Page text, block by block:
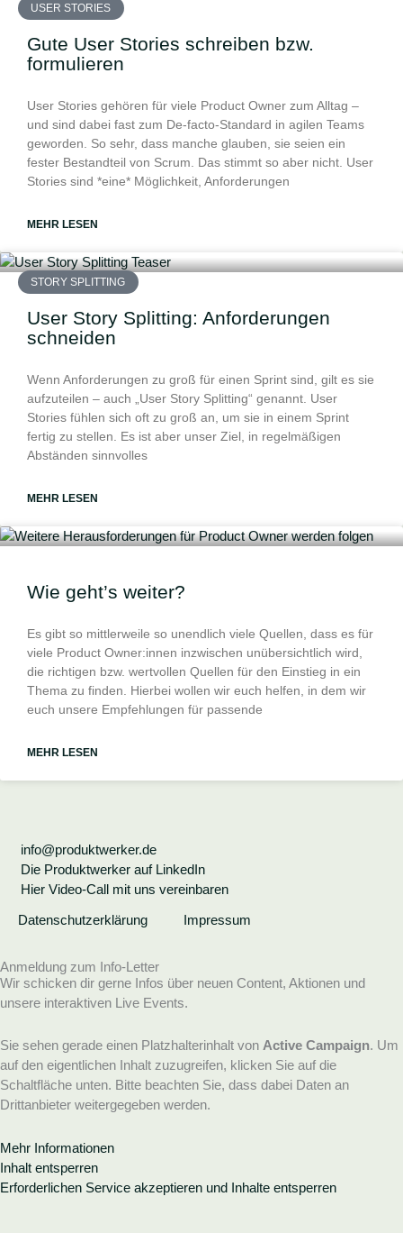
USER STORIES
Gute User Stories schreiben bzw.
formulieren
User Stories gehören für viele Product Owner zum Alltag –
und sind dabei fast zum De-facto-Standard in agilen Teams
geworden. So sehr, dass manche glauben, sie seien ein
fester Bestandteil von Scrum. Das stimmt so aber nicht. User
Stories sind *eine* Möglichkeit, Anforderungen
MEHR LESEN
STORY SPLITTING
User Story Splitting: Anforderungen
schneiden
Wenn Anforderungen zu groß für einen Sprint sind, gilt es sie
aufzuteilen – auch „User Story Splitting“ genannt. User
Stories fühlen sich oft zu groß an, um sie in einem Sprint
fertig zu stellen. Es ist aber unser Ziel, in regelmäßigen
Abständen sinnvolles
MEHR LESEN
Wie geht’s weiter?
Es gibt so mittlerweile so unendlich viele Quellen, dass es für
viele Product Owner:innen inzwischen unübersichtlich wird,
die richtigen bzw. wertvollen Quellen für den Einstieg in ein
Thema zu finden. Hierbei wollen wir euch helfen, in dem wir
euch unsere Empfehlungen für passende
MEHR LESEN
info@produktwerker.de
Die Produktwerker auf LinkedIn
Hier Video-Call mit uns vereinbaren
Datenschutzerklärung Impressum
Anmeldung zum Info-Letter
Wir schicken dir gerne Infos über neuen Content, Aktionen und
unsere interaktiven Live Events.
Sie sehen gerade einen Platzhalterinhalt von Active Campaign. Um
auf den eigentlichen Inhalt zuzugreifen, klicken Sie auf die
Schaltfläche unten. Bitte beachten Sie, dass dabei Daten an
Drittanbieter weitergegeben werden.
Mehr Informationen
Inhalt entsperren
Erforderlichen Service akzeptieren und Inhalte entsperren